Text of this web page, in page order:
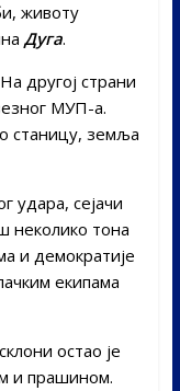
животу
Дуга.
другој страни
МУП-а.
станицу, земља
удара, сејачи
неколико тона
и демократије
екипама
остао је
и прашином.